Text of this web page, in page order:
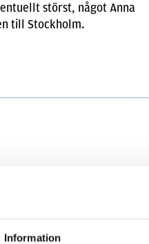
Information
störst, något Anna
till Stockholm.